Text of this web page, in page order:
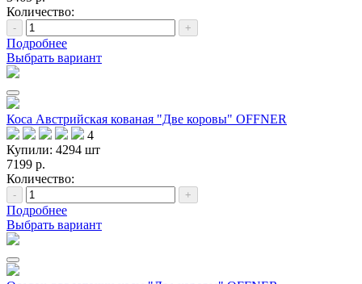
Количество:
- +
Подробнее
Выбрать вариант
Коса Австрийская кованая "Две коровы" OFFNER
4
Купили: 4294 шт
7199 р.
Количество:
- +
Подробнее
Выбрать вариант